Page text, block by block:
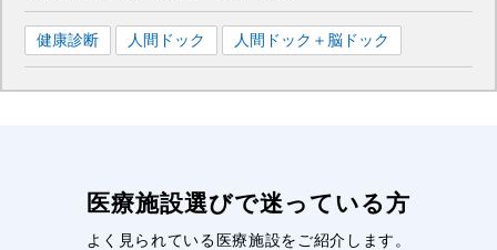
健康診断 人間ドック 人間ドック＋脳ドック
医療施設選びで迷っている方
よく見られている医療施設をご紹介します。